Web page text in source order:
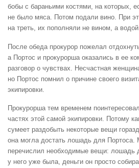
бобы с бараньими костями, на которых,
не было мяса. Потом подали вино. При
на треть, их пополняли не вином, а
После обеда прокурор пожелал
а Портос и прокурорша оказались в ее
разговор о чувствах. Несчастная
но Портос помнил о причине своего
экипировки.
Прокурорша тем временем
частях этой самой экипировки. Потому
сумеет раздобыть некоторые вещи
она могла достать лошадь для Портоса.
перечислил необходимые вещи: лошадь
у него уже была, деньги он просто